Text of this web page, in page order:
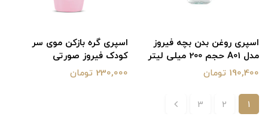
اسپری روغن بدن بچه فیروز
مدل A01 حجم 200 میلی لیتر
190,400 تومان
اسپری گره بازکن موی سر
کودک فیروز صورتی
230,000 تومان
1
2
3